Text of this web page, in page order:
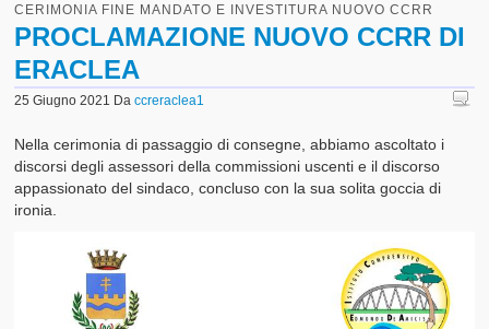
CERIMONIA FINE MANDATO E INVESTITURA NUOVO CCRR
PROCLAMAZIONE NUOVO CCRR DI
ERACLEA
25 Giugno 2021 Daccreraclea1
Nella cerimonia di passaggio di consegne, abbiamo ascoltato i
discorsi degli assessori della commissioni uscenti e il discorso
appassionato del sindaco, concluso con la sua solita goccia di
ironia.